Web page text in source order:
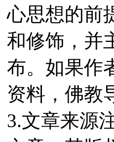
心思想的前
和修饰，并
布。如果作
资料，佛教
3.文章来源